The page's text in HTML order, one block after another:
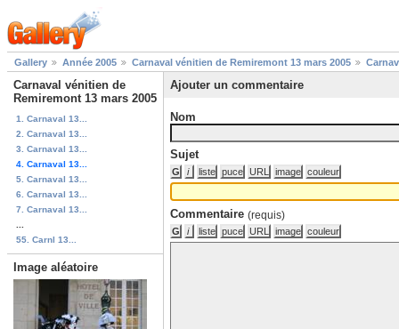
Gallery Année 2005 Carnaval vénitien de Remiremont 13 mars 2005
Carnaval vénitien de
Remiremont 13 mars 2005
1. Carnaval 13...
2. Carnaval 13...
3. Carnaval 13...
4. Carnaval 13...
5. Carnaval 13...
6. Carnaval 13...
7. Carnaval 13...
55. Carnl 13...
Image aléatoire
Ajouter un commentaire
Nom
Sujet
Commentaire (requis)